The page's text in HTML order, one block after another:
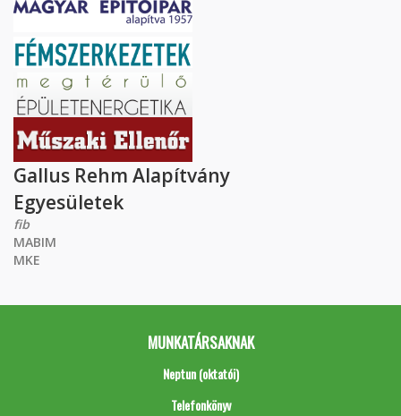
Gallus Rehm Alapítvány
Egyesületek
fib
MABIM
MKE
MUNKATÁRSAKNAK
Neptun (oktatói)
Telefonkönyv